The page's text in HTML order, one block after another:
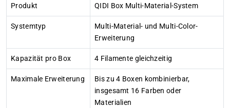
Produkt QIDI Box Multi-Material-System
Systemtyp
Multi-Material- und Multi-Color-
Erweiterung
Kapazität pro Box 4 Filamente gleichzeitig
Maximale Erweiterung
Bis zu 4 Boxen kombinierbar,
insgesamt 16 Farben oder
Materialien